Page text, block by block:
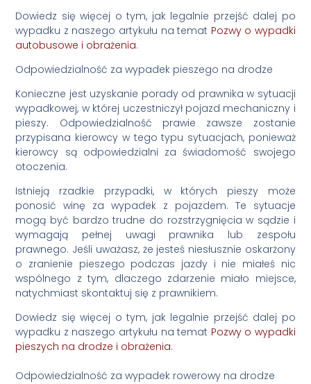
Dowiedz się więcej o tym, jak legalnie przejść dalej po
wypadku z naszego artykułu na temat Pozwy o wypadki
autobusowe i obrażenia.
Odpowiedzialność za wypadek pieszego na drodze
Konieczne jest uzyskanie porady od prawnika w sytuacji
wypadkowej, w której uczestniczył pojazd mechaniczny i
pieszy. Odpowiedzialność prawie zawsze zostanie
przypisana kierowcy w tego typu sytuacjach, ponieważ
kierowcy są odpowiedzialni za świadomość swojego
otoczenia.
Istnieją rzadkie przypadki, w których pieszy może
ponosić winę za wypadek z pojazdem. Te sytuacje
mogą być bardzo trudne do rozstrzygnięcia w sądzie i
wymagają pełnej uwagi prawnika lub zespołu
prawnego. Jeśli uważasz, że jesteś niesłusznie oskarżony
o zranienie pieszego podczas jazdy i nie miałeś nic
wspólnego z tym, dlaczego zdarzenie miało miejsce,
natychmiast skontaktuj się z prawnikiem.
Dowiedz się więcej o tym, jak legalnie przejść dalej po
wypadku z naszego artykułu na temat Pozwy o wypadki
pieszych na drodze i obrażenia.
Odpowiedzialność za wypadek rowerowy na drodze